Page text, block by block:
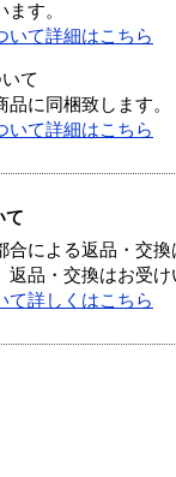
す。
いて詳細はこちら
て
品に同梱致します。
いて詳細はこちら
て
合による返品・交
返品・交換はお受け
て詳しくはこちら